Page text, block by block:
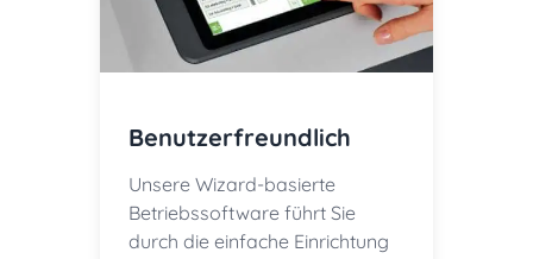
Benutzerfreundlich
Unsere Wizard-basierte
Betriebssoftware führt Sie
durch die einfache Einrichtung